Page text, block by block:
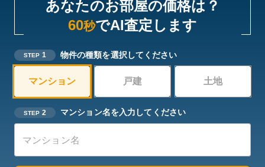
あなたのお部屋の価格は？
60秒でAI査定します
STEP 1 物件の種類を選択してください
マンション 戸建 土地
STEP 2 マンション名を入力してください